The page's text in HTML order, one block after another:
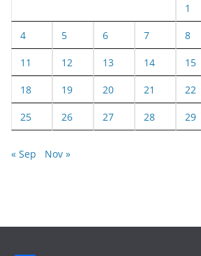
1
4 5 6 7 8
11 12 13 14 15
18 19 20 21 22
25 26 27 28 29
« Sep Nov »